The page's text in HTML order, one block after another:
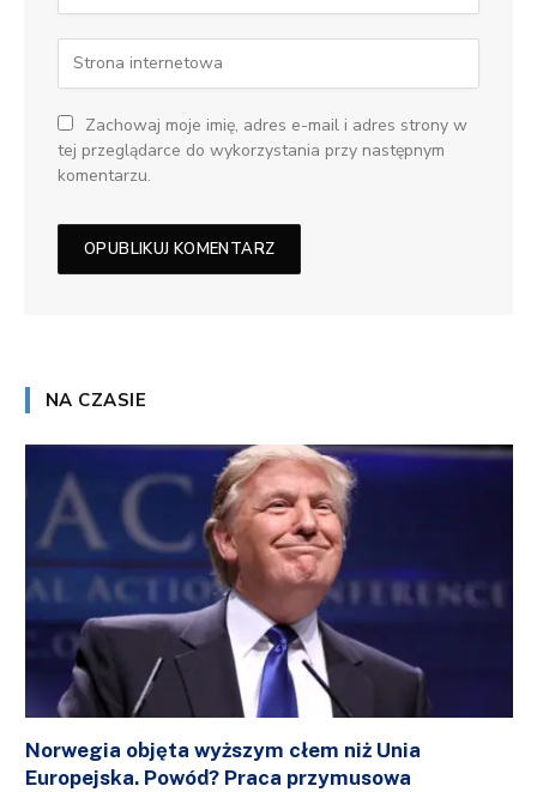
Zachowaj moje imię, adres e-mail i adres strony w
tej przeglądarce do wykorzystania przy następnym
komentarzu.
NA CZASIE
Norwegia objęta wyższym cłem niż Unia
Europejska. Powód? Praca przymusowa